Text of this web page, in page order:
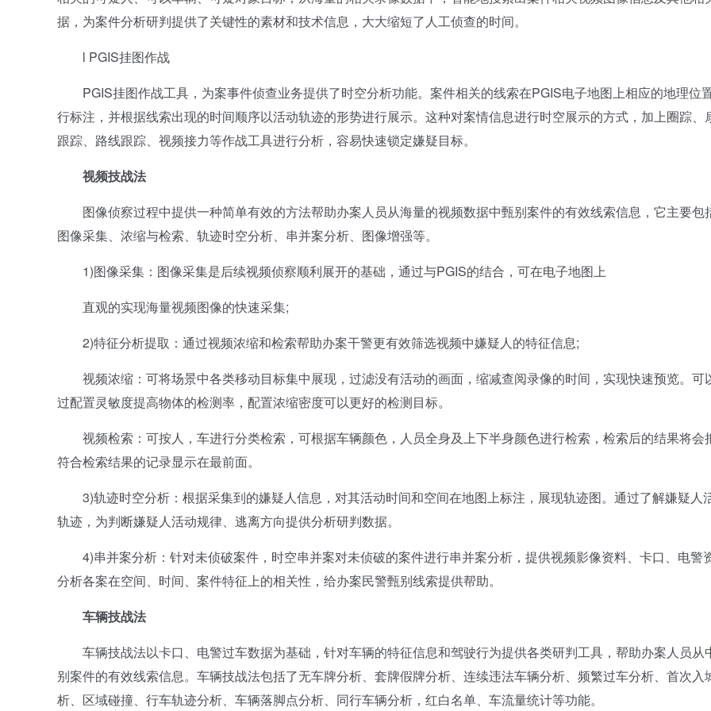
据，为案件分析研判提供了关键性的素材和技术信息，大大缩短了人工侦查的时间。
l PGIS挂图作战
PGIS挂图作战工具，为案事件侦查业务提供了时空分析功能。案件相关的线索在PGIS电子地图上相应的地理位
行标注，并根据线索出现的时间顺序以活动轨迹的形势进行展示。这种对案情信息进行时空展示的方式，加上圈踪、
跟踪、路线跟踪、视频接力等作战工具进行分析，容易快速锁定嫌疑目标。
视频技战法
图像侦察过程中提供一种简单有效的方法帮助办案人员从海量的视频数据中甄别案件的有效线索信息，它主要包
图像采集、浓缩与检索、轨迹时空分析、串并案分析、图像增强等。
1)图像采集：图像采集是后续视频侦察顺利展开的基础，通过与PGIS的结合，可在电子地图上
直观的实现海量视频图像的快速采集;
2)特征分析提取：通过视频浓缩和检索帮助办案干警更有效筛选视频中嫌疑人的特征信息;
视频浓缩：可将场景中各类移动目标集中展现，过滤没有活动的画面，缩减查阅录像的时间，实现快速预览。可
过配置灵敏度提高物体的检测率，配置浓缩密度可以更好的检测目标。
视频检索：可按人，车进行分类检索，可根据车辆颜色，人员全身及上下半身颜色进行检索，检索后的结果将会
符合检索结果的记录显示在最前面。
3)轨迹时空分析：根据采集到的嫌疑人信息，对其活动时间和空间在地图上标注，展现轨迹图。通过了解嫌疑人
轨迹，为判断嫌疑人活动规律、逃离方向提供分析研判数据。
4)串并案分析：针对未侦破案件，时空串并案对未侦破的案件进行串并案分析，提供视频影像资料、卡口、电警
分析各案在空间、时间、案件特征上的相关性，给办案民警甄别线索提供帮助。
车辆技战法
车辆技战法以卡口、电警过车数据为基础，针对车辆的特征信息和驾驶行为提供各类研判工具，帮助办案人员从
别案件的有效线索信息。车辆技战法包括了无车牌分析、套牌假牌分析、连续违法车辆分析、频繁过车分析、首次入
析、区域碰撞、行车轨迹分析、车辆落脚点分析、同行车辆分析，红白名单、车流量统计等功能。